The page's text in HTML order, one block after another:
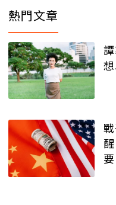
熱門文章
要